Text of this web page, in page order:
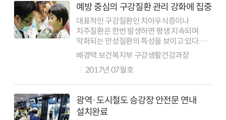
예방 중심의 구강질환 관리 강화에 집중
대표적인 구강질환인 치아우식증이나
치주질환은 한번 발생하면 평생 지속되며
악화되는 만성질환의 특성을 보이고 있다.
따라서 사전예방이 무엇보다 중요하다. 이를
위해 정부는 대상자별 맞춤형 교육·홍보
자료를 개발하고 가정, 어린이집, 유치원, 학교,
배경택 보건복지부 구강생활건강과장
2017년 07월호
광역·도시철도 승강장 안전문 연내
설치완료